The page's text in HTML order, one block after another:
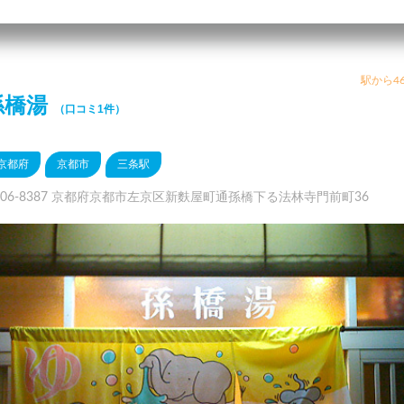
駅から
橋湯 （口コミ1件）
都府 京都市 三条駅
8387 京都府京都市左京区新麩屋町通孫橋下る法林寺門前町36